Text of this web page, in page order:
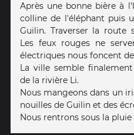
Après une bonne bière à
colline de l'éléphant puis
Guilin. Traverser la route
Les feux rouges ne
électriques nous foncent
La ville semble
de la rivière Li.
Nous mangeons dans un
nouilles de Guilin et des
Nous rentrons sous la